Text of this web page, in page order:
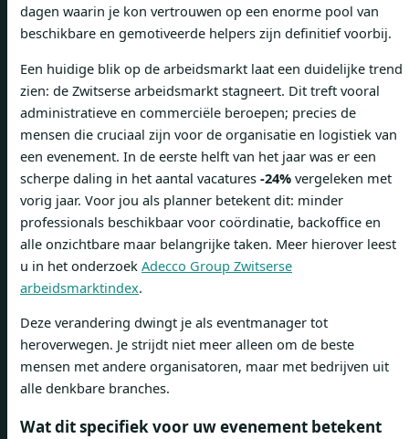
dagen waarin je kon vertrouwen op een enorme pool van
beschikbare en gemotiveerde helpers zijn definitief voorbij.
Een huidige blik op de arbeidsmarkt laat een duidelijke trend
zien: de Zwitserse arbeidsmarkt stagneert. Dit treft vooral
administratieve en commerciële beroepen; precies de
mensen die cruciaal zijn voor de organisatie en logistiek van
een evenement. In de eerste helft van het jaar was er een
scherpe daling in het aantal vacatures -24% vergeleken met
vorig jaar. Voor jou als planner betekent dit: minder
professionals beschikbaar voor coördinatie, backoffice en
alle onzichtbare maar belangrijke taken. Meer hierover leest
u in het onderzoek Adecco Group Zwitserse
arbeidsmarktindex.
Deze verandering dwingt je als eventmanager tot
heroverwegen. Je strijdt niet meer alleen om de beste
mensen met andere organisatoren, maar met bedrijven uit
alle denkbare branches.
Wat dit specifiek voor uw evenement betekent